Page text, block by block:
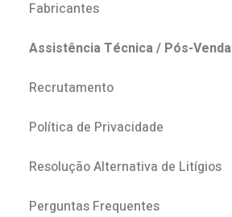
Fabricantes
Assistência Técnica / Pós-Venda
Recrutamento
Política de Privacidade
Resolução Alternativa de Litígios
Perguntas Frequentes